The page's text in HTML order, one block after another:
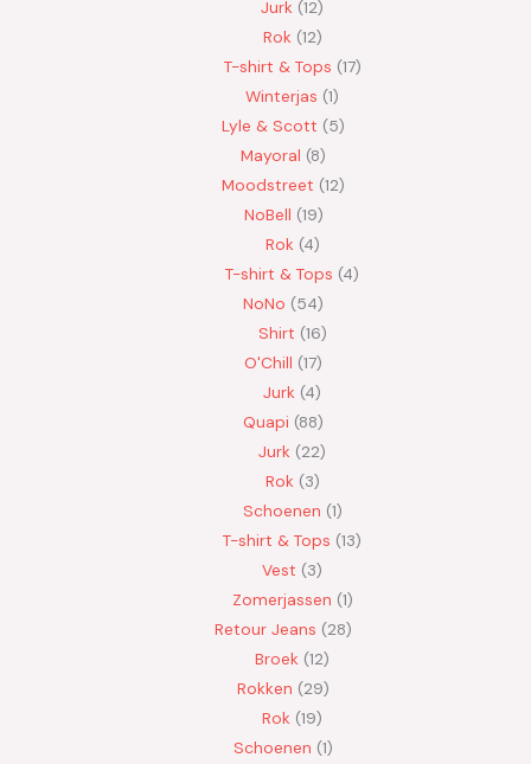
Jurk 12
Rok 12
T-shirt & Tops 17
Winterjas 1
Lyle & Scott
5
Mayoral 8
Moodstreet 12
NoBell 19
Rok 4
T-shirt & Tops 4
NoNo
54
Shirt 16
O'Chill 17
Jurk 4
Quapi 88
Jurk 22
Rok 3
Schoenen 1
T-shirt & Tops 13
Vest
3
Zomerjassen 1
Retour Jeans
28
Broek 12
Rokken
29
Rok 19
Schoenen 1